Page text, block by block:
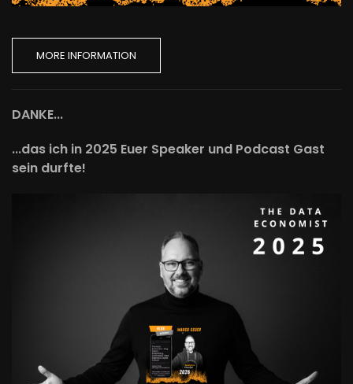
MORE INFORMATION
DANKE...
...das ich in 2025 Euer Speaker und Podcast Gast
sein durfte!